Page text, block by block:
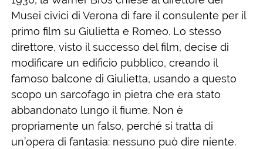
Musei civici di Verona di fare il consulente per il
primo film su Giulietta e Romeo. Lo stesso
direttore, visto il successo del film, decise di
modificare un edificio pubblico, creando il
famoso balcone di Giulietta, usando a questo
scopo un sarcofago in pietra che era stato
abbandonato lungo il fiume. Non è
propriamente un falso, perché si tratta di
un’opera di fantasia: nessuno può dire niente.